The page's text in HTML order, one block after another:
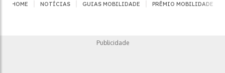
HOME NOTÍCIAS GUIAS MOBILIDADE PRÊMIO MOBILIDADE
Publicidade